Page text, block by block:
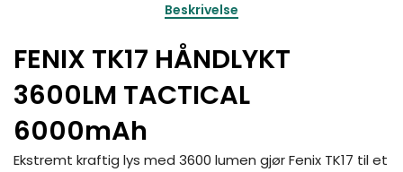
Beskrivelse
FENIX TK17 HÅNDLYKT
3600LM TACTICAL
6000mAh
Ekstremt kraftig lys med 3600 lumen gjør Fenix TK17 til et